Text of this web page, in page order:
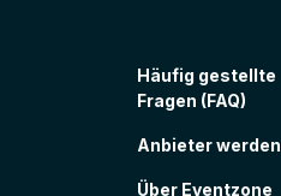
Häufig gestellte
Fragen (FAQ)
Anbieter werden
Über Eventzone